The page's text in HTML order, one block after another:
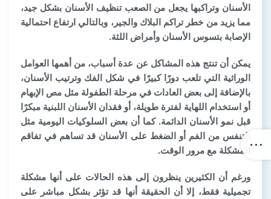
الأسنان وتراكبها يجعل من الصعب تنظيف الأسنان بشكل جيد،
مما يزيد من خطر تراكم البلاك والجير، وبالتالي ارتفاع احتمالية
الإصابة بتسوس الأسنان وأمراض اللثة.
يمكن أن تنتج هذه المشاكل عن عدة أسباب، من أهمها العوامل
الوراثية التي تلعب دورًا كبيرًا في شكل الفك وترتيب الأسنان،
بالإضافة إلى بعض العادات في مرحلة الطفولة مثل مص الإبهام
أو استخدام اللهاية لفترة طويلة، أو فقدان الأسنان اللبنية مبكرًا
قبل نمو الأسنان الدائمة. كما أن بعض السلوكيات اليومية مثل
التنفس من الفم أو الضغط على الأسنان قد تساهم في تفاقم
المشكلة مع مرور الوقت.
ورغم أن الكثيرين ينظرون إلى هذه الحالات على أنها مشكلة
تجميلية فقط، إلا أن الحقيقة أنها قد تؤثر بشكل مباشر على